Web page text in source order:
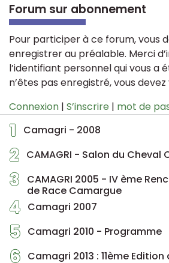
1 Camagri - 2008
2 CAMAGRI - Salon du Cheval
3
CAMAGRI 2005 - IV ème
de Race Camargue
4 Camagri 2007
5 Camagri 2010 - Programme
6 Camagri 2013 : 11ème
Forum sur abonnement
Pour participer à ce forum, vous
enregistrer au préalable. Merci
l’identifiant personnel qui vous a
n’êtes pas enregistré, vous
Connexion | S’inscrire | mot de